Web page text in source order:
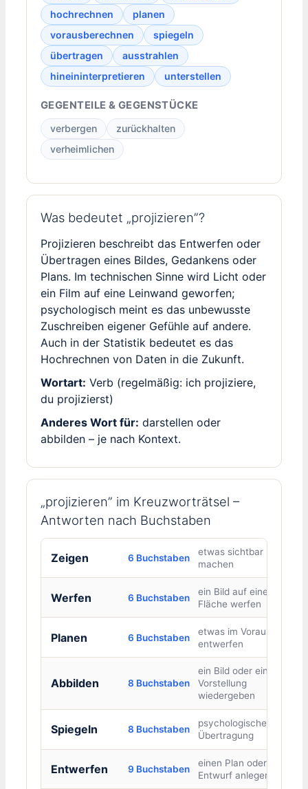
hochrechnen
planen
vorausberechnen
spiegeln
übertragen
ausstrahlen
hineininterpretieren
unterstellen
GEGENTEILE & GEGENSTÜCKE
verbergen
zurückhalten
verheimlichen
Was bedeutet „projizieren”?
Projizieren beschreibt das Entwerfen oder
Übertragen eines Bildes, Gedankens oder
Plans. Im technischen Sinne wird Licht oder
ein Film auf eine Leinwand geworfen;
psychologisch meint es das unbewusste
Zuschreiben eigener Gefühle auf andere.
Auch in der Statistik bedeutet es das
Hochrechnen von Daten in die Zukunft.
Wortart: Verb (regelmäßig: ich projiziere,
du projizierst)
Anderes Wort für: darstellen oder
abbilden – je nach Kontext.
„projizieren” im Kreuzworträtsel –
Antworten nach Buchstaben
Zeigen 6 Buchstaben
etwas sichtbar
machen
Werfen 6 Buchstaben
ein Bild auf eine
Fläche werfen
Planen 6 Buchstaben
etwas im Voraus
entwerfen
Abbilden 8 Buchstaben
ein Bild oder eine
Vorstellung
wiedergeben
Spiegeln 8 Buchstaben
psychologische
Übertragung
Entwerfen 9 Buchstaben
einen Plan oder
Entwurf anlegen